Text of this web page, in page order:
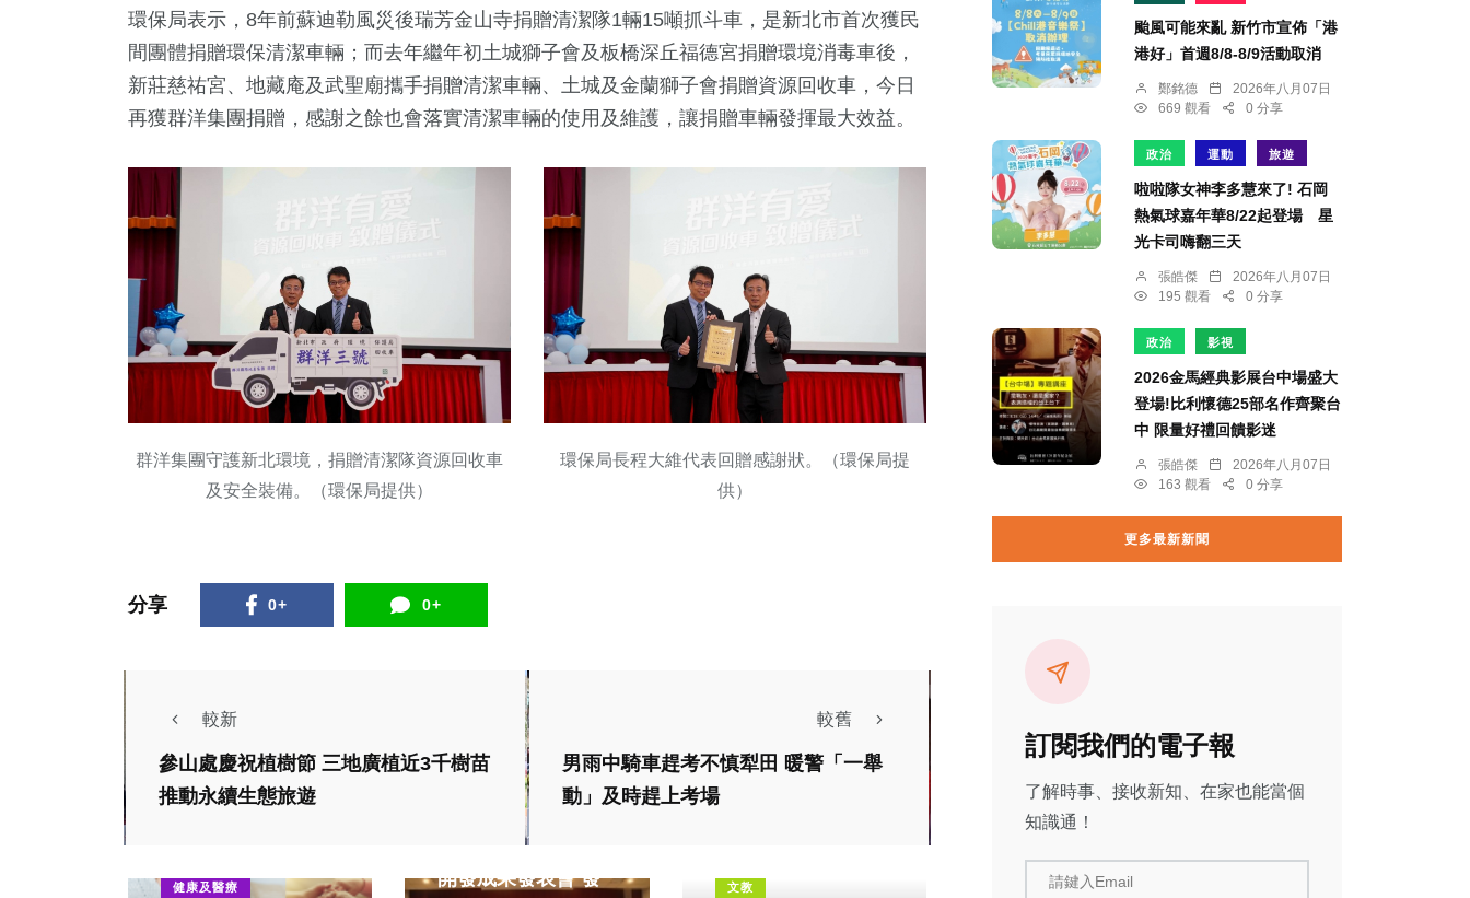
環保局表示，8年前蘇迪勒風災後瑞芳金山寺捐贈清潔隊1輛15噸抓斗車，是新北市首次獲民
間團體捐贈環保清潔車輛；而去年繼年初土城獅子會及板橋深丘福德宮捐贈環境消毒車後，
新莊慈祐宮、地藏庵及武聖廟攜手捐贈清潔車輛、土城及金蘭獅子會捐贈資源回收車，今日
再獲群洋集團捐贈，感謝之餘也會落實清潔車輛的使用及維護，讓捐贈車輛發揮最大效益。
群洋集團守護新北環境，捐贈清潔隊資源回收車
及安全裝備。（環保局提供）
環保局長程大維代表回贈感謝狀。（環保局提
供）
分享 0+ 0+
較新
參山處慶祝植樹節 三地廣植近3千樹苗
推動永續生態旅遊
較舊
男雨中騎車趕考不慎犁田 暖警「一舉
動」及時趕上考場
健康及醫療
臺中市農產加工加值
開發成果發表會 發
文教
颱風可能來亂 新竹市宣佈「港
港好」首週8/8-8/9活動取消
鄭銘德
2026年八月07日
669 觀看
0 分享
政治 運動 旅遊
啦啦隊女神李多慧來了! 石岡
熱氣球嘉年華8/22起登場 星
光卡司嗨翻三天
張皓傑
2026年八月07日
195 觀看
0 分享
政治 影視
2026金馬經典影展台中場盛大
登場!比利懷德25部名作齊聚台
中 限量好禮回饋影迷
張皓傑
2026年八月07日
163 觀看
0 分享
更多最新新聞
訂閱我們的電子報
了解時事、接收新知、在家也能當個
知識通！
請鍵入Email